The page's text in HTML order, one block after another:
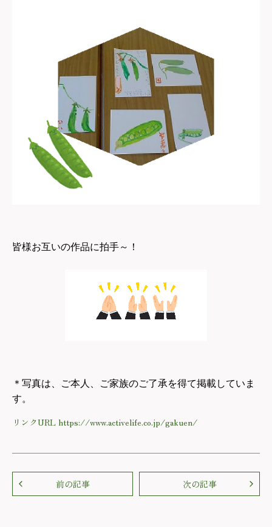
皆様お互いの作品に拍手～！
＊写真は、ご本人、ご家族のご了承を得て掲載していま
す。
リンクURL https://www.activelife.co.jp/gakuen/
前の記事 次の記事